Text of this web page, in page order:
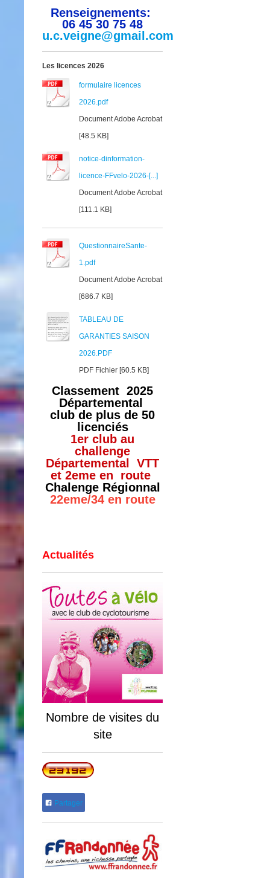
Renseignements:
06 45 30 75 48
u.c.veigne@gmail.com
Les licences 2026
formulaire licences
2026.pdf
Document Adobe Acrobat
[48.5 KB]
notice-dinformation-
licence-FFvelo-2026-[...]
Document Adobe Acrobat
[111.1 KB]
QuestionnaireSante-
1.pdf
Document Adobe Acrobat
[686.7 KB]
TABLEAU DE
GARANTIES SAISON
2026.PDF
PDF Fichier [60.5 KB]
Classement 2025
Départemental
club de plus de 50
licenciés
1er club au
challenge
Départemental VTT
et 2eme en route
Chalenge Régionnal
22eme/34 en route
Actualités
Nombre de visites du
site
Partager